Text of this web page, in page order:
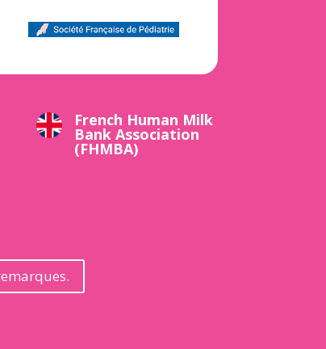
French Human Milk
Bank Association
(FHMBA)